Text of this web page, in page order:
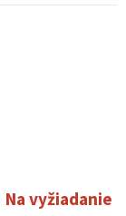
Na vyžiadanie